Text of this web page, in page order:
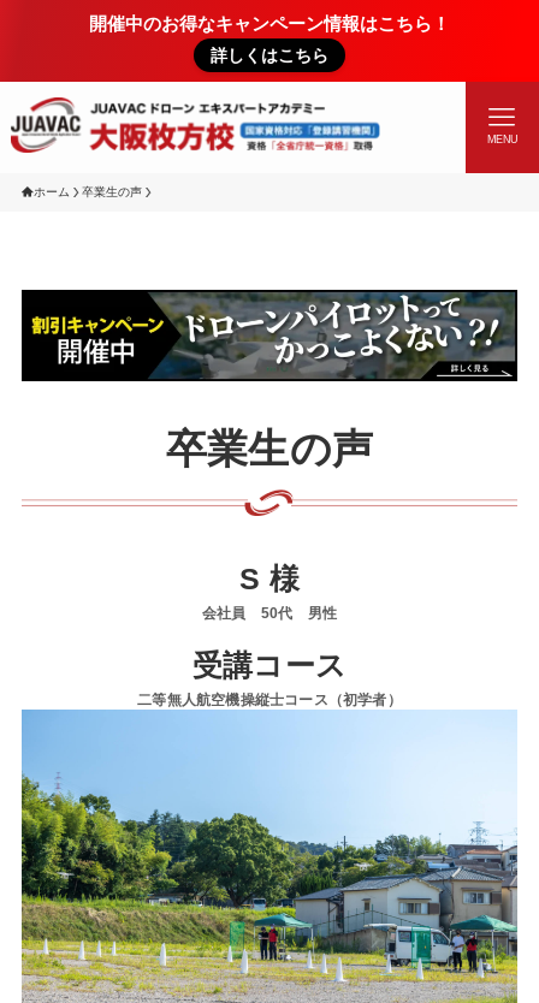
開催中のお得なキャンペーン情報はこちら！
詳しくはこちら
MENU
ホーム 卒業生の声
卒業生の声
S 様
会社員 50代 男性
受講コース
二等無人航空機操縦士コース（初学者）